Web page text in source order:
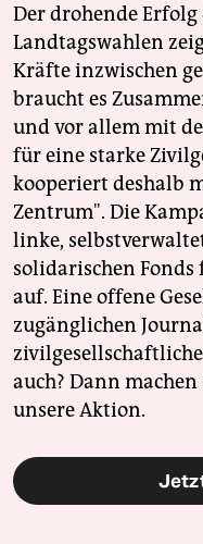
Der drohende
Landtagswahlen
Kräfte inzwischen
braucht es
und vor allem mit
für eine starke
kooperiert deshalb
Zentrum". Die
linke,
solidarischen
auf. Eine offene
zugänglichen
auch? Dann
unsere Aktion.